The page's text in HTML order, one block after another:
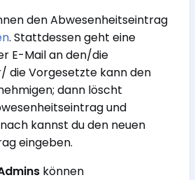
den Abwesenheitseintrag
. Stattdessen geht eine
E-Mail an den/die
die Vorgesetzte kann den
dann löscht
und
kannst du den neuen
eingeben.
können